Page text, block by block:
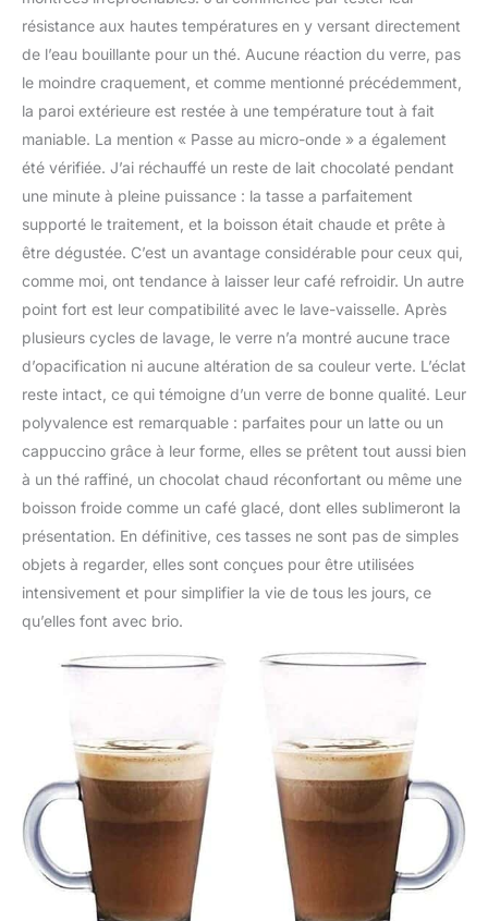
résistance aux hautes températures en y versant directement
de l’eau bouillante pour un thé. Aucune réaction du verre, pas
le moindre craquement, et comme mentionné précédemment,
la paroi extérieure est restée à une température tout à fait
maniable. La mention « Passe au micro-onde » a également
été vérifiée. J’ai réchauffé un reste de lait chocolaté pendant
une minute à pleine puissance : la tasse a parfaitement
supporté le traitement, et la boisson était chaude et prête à
être dégustée. C’est un avantage considérable pour ceux qui,
comme moi, ont tendance à laisser leur café refroidir. Un autre
point fort est leur compatibilité avec le lave-vaisselle. Après
plusieurs cycles de lavage, le verre n’a montré aucune trace
d’opacification ni aucune altération de sa couleur verte. L’éclat
reste intact, ce qui témoigne d’un verre de bonne qualité. Leur
polyvalence est remarquable : parfaites pour un latte ou un
cappuccino grâce à leur forme, elles se prêtent tout aussi bien
à un thé raffiné, un chocolat chaud réconfortant ou même une
boisson froide comme un café glacé, dont elles sublimeront la
présentation. En définitive, ces tasses ne sont pas de simples
objets à regarder, elles sont conçues pour être utilisées
intensivement et pour simplifier la vie de tous les jours, ce
qu’elles font avec brio.